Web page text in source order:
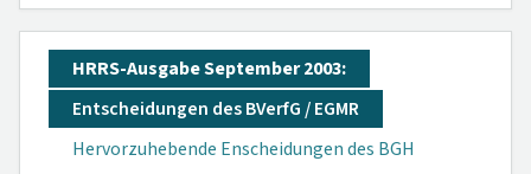
HRRS-Ausgabe September 2003:
Entscheidungen des BVerfG / EGMR
Hervorzuhebende Enscheidungen des BGH